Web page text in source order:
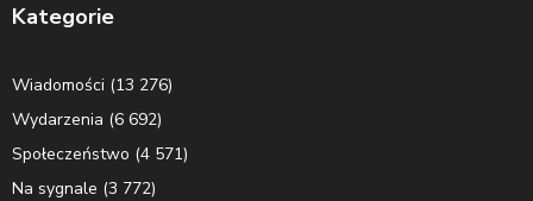
Kategorie
Wiadomości (13 276)
Wydarzenia (6 692)
Społeczeństwo (4 571)
Na sygnale (3 772)